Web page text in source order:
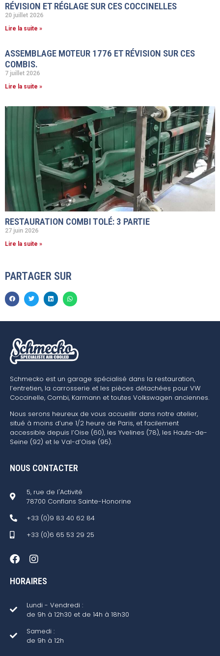
RÉVISION ET RÉGLAGE SUR CES COCCINELLES
20 juillet 2026
Lire la suite »
ASSEMBLAGE MOTEUR 1776 ET RÉVISION SUR CES
COMBIS.
7 juillet 2026
Lire la suite »
RESTAURATION COMBI TOLÉ: 3 PARTIE
27 juin 2026
Lire la suite »
PARTAGER SUR
Schmecko est un garage spécialisé dans la restauration,
l’entretien, la carrosserie et les pièces détachées pour VW
Coccinelle, Combi, Karmann et toutes Volkswagen anciennes.
Nous serons heureux de vous accueillir dans notre atelier,
situé à moins d’une 1/2 heure de Paris, et facilement
accessible depuis l’Oise (60), les Yvelines (78), les Hauts-de-
Seine (92) et le Val-d’Oise (95).
NOUS CONTACTER
5, rue de l'Activité
78700 Conflans Sainte-Honorine
+33 (0)9 83 40 62 84
+33 (0)6 65 53 29 25
HORAIRES
Lundi - Vendredi :
de 9h à 12h30 et de 14h à 18h30
Samedi :
de 9h à 12h